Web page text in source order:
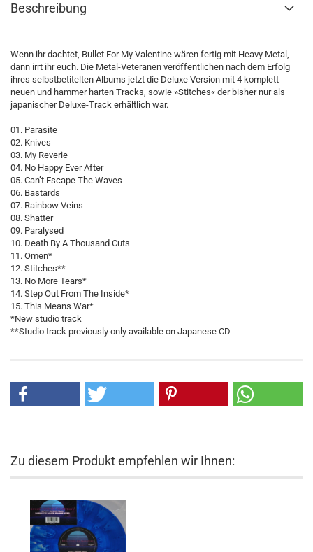
Beschreibung
Wenn ihr dachtet, Bullet For My Valentine wären fertig mit Heavy Metal,
dann irrt ihr euch. Die Metal-Veteranen veröffentlichen nach dem Erfolg
ihres selbstbetitelten Albums jetzt die Deluxe Version mit 4 komplett
neuen und hammer harten Tracks, sowie »Stitches« der bisher nur als
japanischer Deluxe-Track erhältlich war.
01. Parasite
02. Knives
03. My Reverie
04. No Happy Ever After
05. Can’t Escape The Waves
06. Bastards
07. Rainbow Veins
08. Shatter
09. Paralysed
10. Death By A Thousand Cuts
11. Omen*
12. Stitches**
13. No More Tears*
14. Step Out From The Inside*
15. This Means War*
*New studio track
**Studio track previously only available on Japanese CD
Zu diesem Produkt empfehlen wir Ihnen: